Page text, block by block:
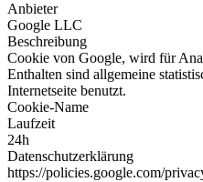
Anbieter
Google LLC
Beschreibung
Cookie von Google, wird für
Enthalten sind allgemeine
Internetseite benutzt.
Cookie-Name
Laufzeit
24h
Datenschutzerklärung
https://policies.google.com/